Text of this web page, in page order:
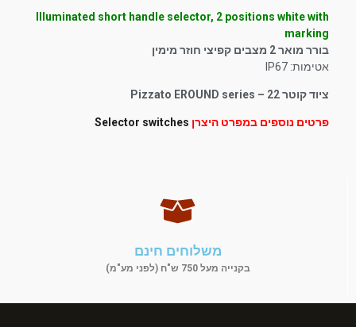
Illuminated short handle selector, 2 positions white with
marking
בורר מואר 2 מצבים קפיצי חוזר מימין
אטימות: IP67
ציוד קוטר 22 – Pizzato EROUND series
פרטים נוספים במפרט היצרן Selector switches
משלוחים חינם
בקנייה מעל 750 ש"ח (לפני מע"מ)